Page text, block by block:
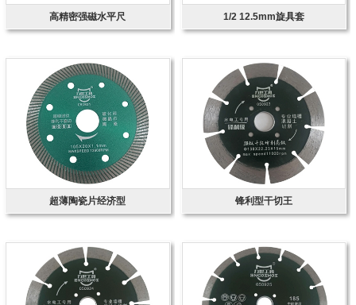
高精密强磁水平尺 1/2 12.5mm旋具套
超薄陶瓷片经济型 锋利型干切王